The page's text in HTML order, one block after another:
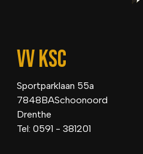
VV KSC
Sportparklaan 55a
7848BASchoonoord
Drenthe
Tel: 0591 - 381201